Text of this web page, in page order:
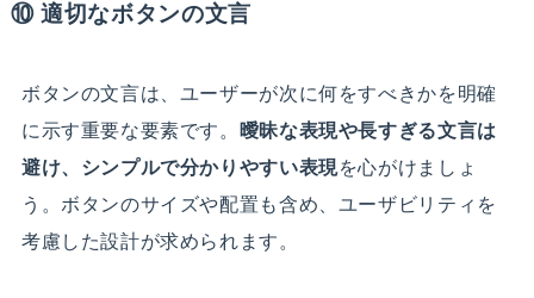
⑩ 適切なボタンの文言
ボタンの文言は、ユーザーが次に何をすべきかを明確
に示す重要な要素です。
曖昧な表現や長すぎる文言は
避け、シンプルで分かりやすい表現を心がけましょ
う。ボタンのサイズや配置も含め、ユーザビリティを
考慮した設計が求められます。